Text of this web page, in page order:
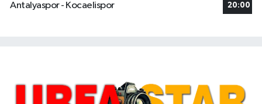
Antalyaspor - Kocaelispor 20:00